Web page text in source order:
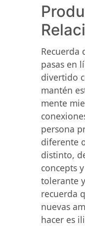
Recuerda
pasas en
divertido
mantén
mente
persona
diferente
distinto,
concepts
tolerante
recuerda
nuevas
hacer es